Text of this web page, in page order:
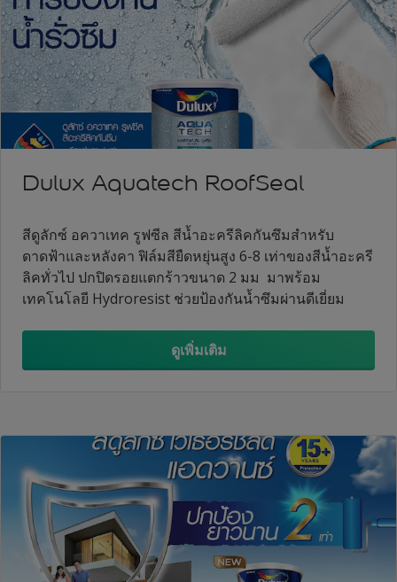
Dulux Aquatech RoofSeal
สีดูลักซ์ อควาเทค รูฟซีล สีน้ำอะครีลิคกันซึมสำหรับ
ดาดฟ้าและหลังคา ฟิล์มสียืดหยุ่นสูง 6-8 เท่าของสีน้ำอะครี
ลิคทั่วไป ปกปิดรอยแตกร้าวขนาด 2 มม มาพร้อม
เทคโนโลยี Hydroresist ช่วยป้องกันน้ำซึมผ่านดีเยี่ยม
ดูเพิ่มเติม